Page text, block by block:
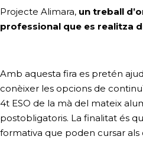
Projecte Alimara, un treball
professional que es realitza
Amb aquesta fira es pretén
conèixer les opcions de
4t ESO de la mà del mateix
postobligatoris. La finalitat és
formativa que poden cursar